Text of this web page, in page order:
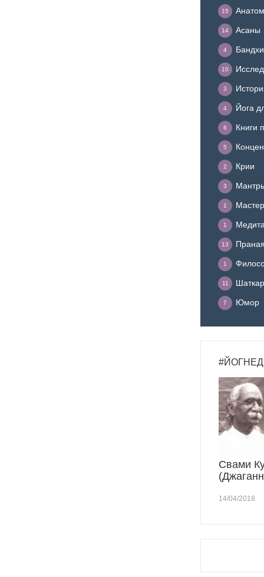
15
Асаны
14
Бандхи
4
10
3
Йога
4
Книги
6
5
Крии
2
3
1
1
13
1
11
Юмор
7
Свами
14/04/2018